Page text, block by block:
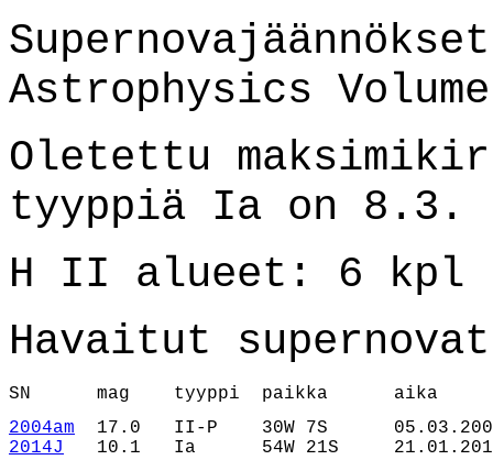
Astrophysics
Oletettu
tyyppiä Ia on 8.3.
H II alueet: 6 kpl
Havaitut
2004am
2014J
10.1   Ia      54W 21S